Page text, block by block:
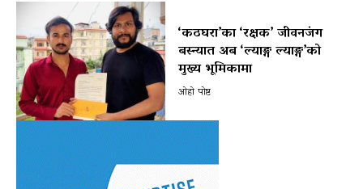
‘कठघरा’का ‘रक्षक’ जीवनजंग
बस्न्यात अब ‘ल्याङ्ग ल्याङ्ग’को
मुख्य भूमिकामा
ओहो पोष्ट